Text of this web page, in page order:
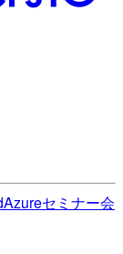
Azureセミナー会